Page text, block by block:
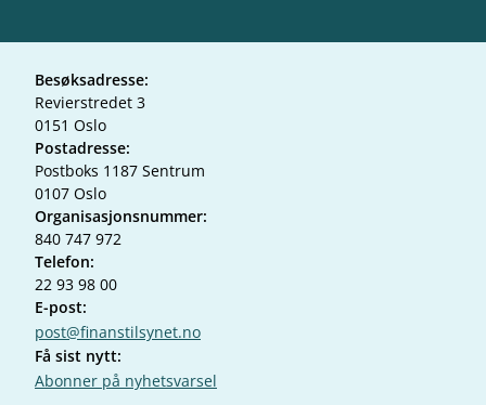
Besøksadresse:
Revierstredet 3
0151 Oslo
Postadresse:
Postboks 1187 Sentrum
0107 Oslo
Organisasjonsnummer:
840 747 972
Telefon:
22 93 98 00
E-post:
post@finanstilsynet.no
Få sist nytt:
Abonner på nyhetsvarsel